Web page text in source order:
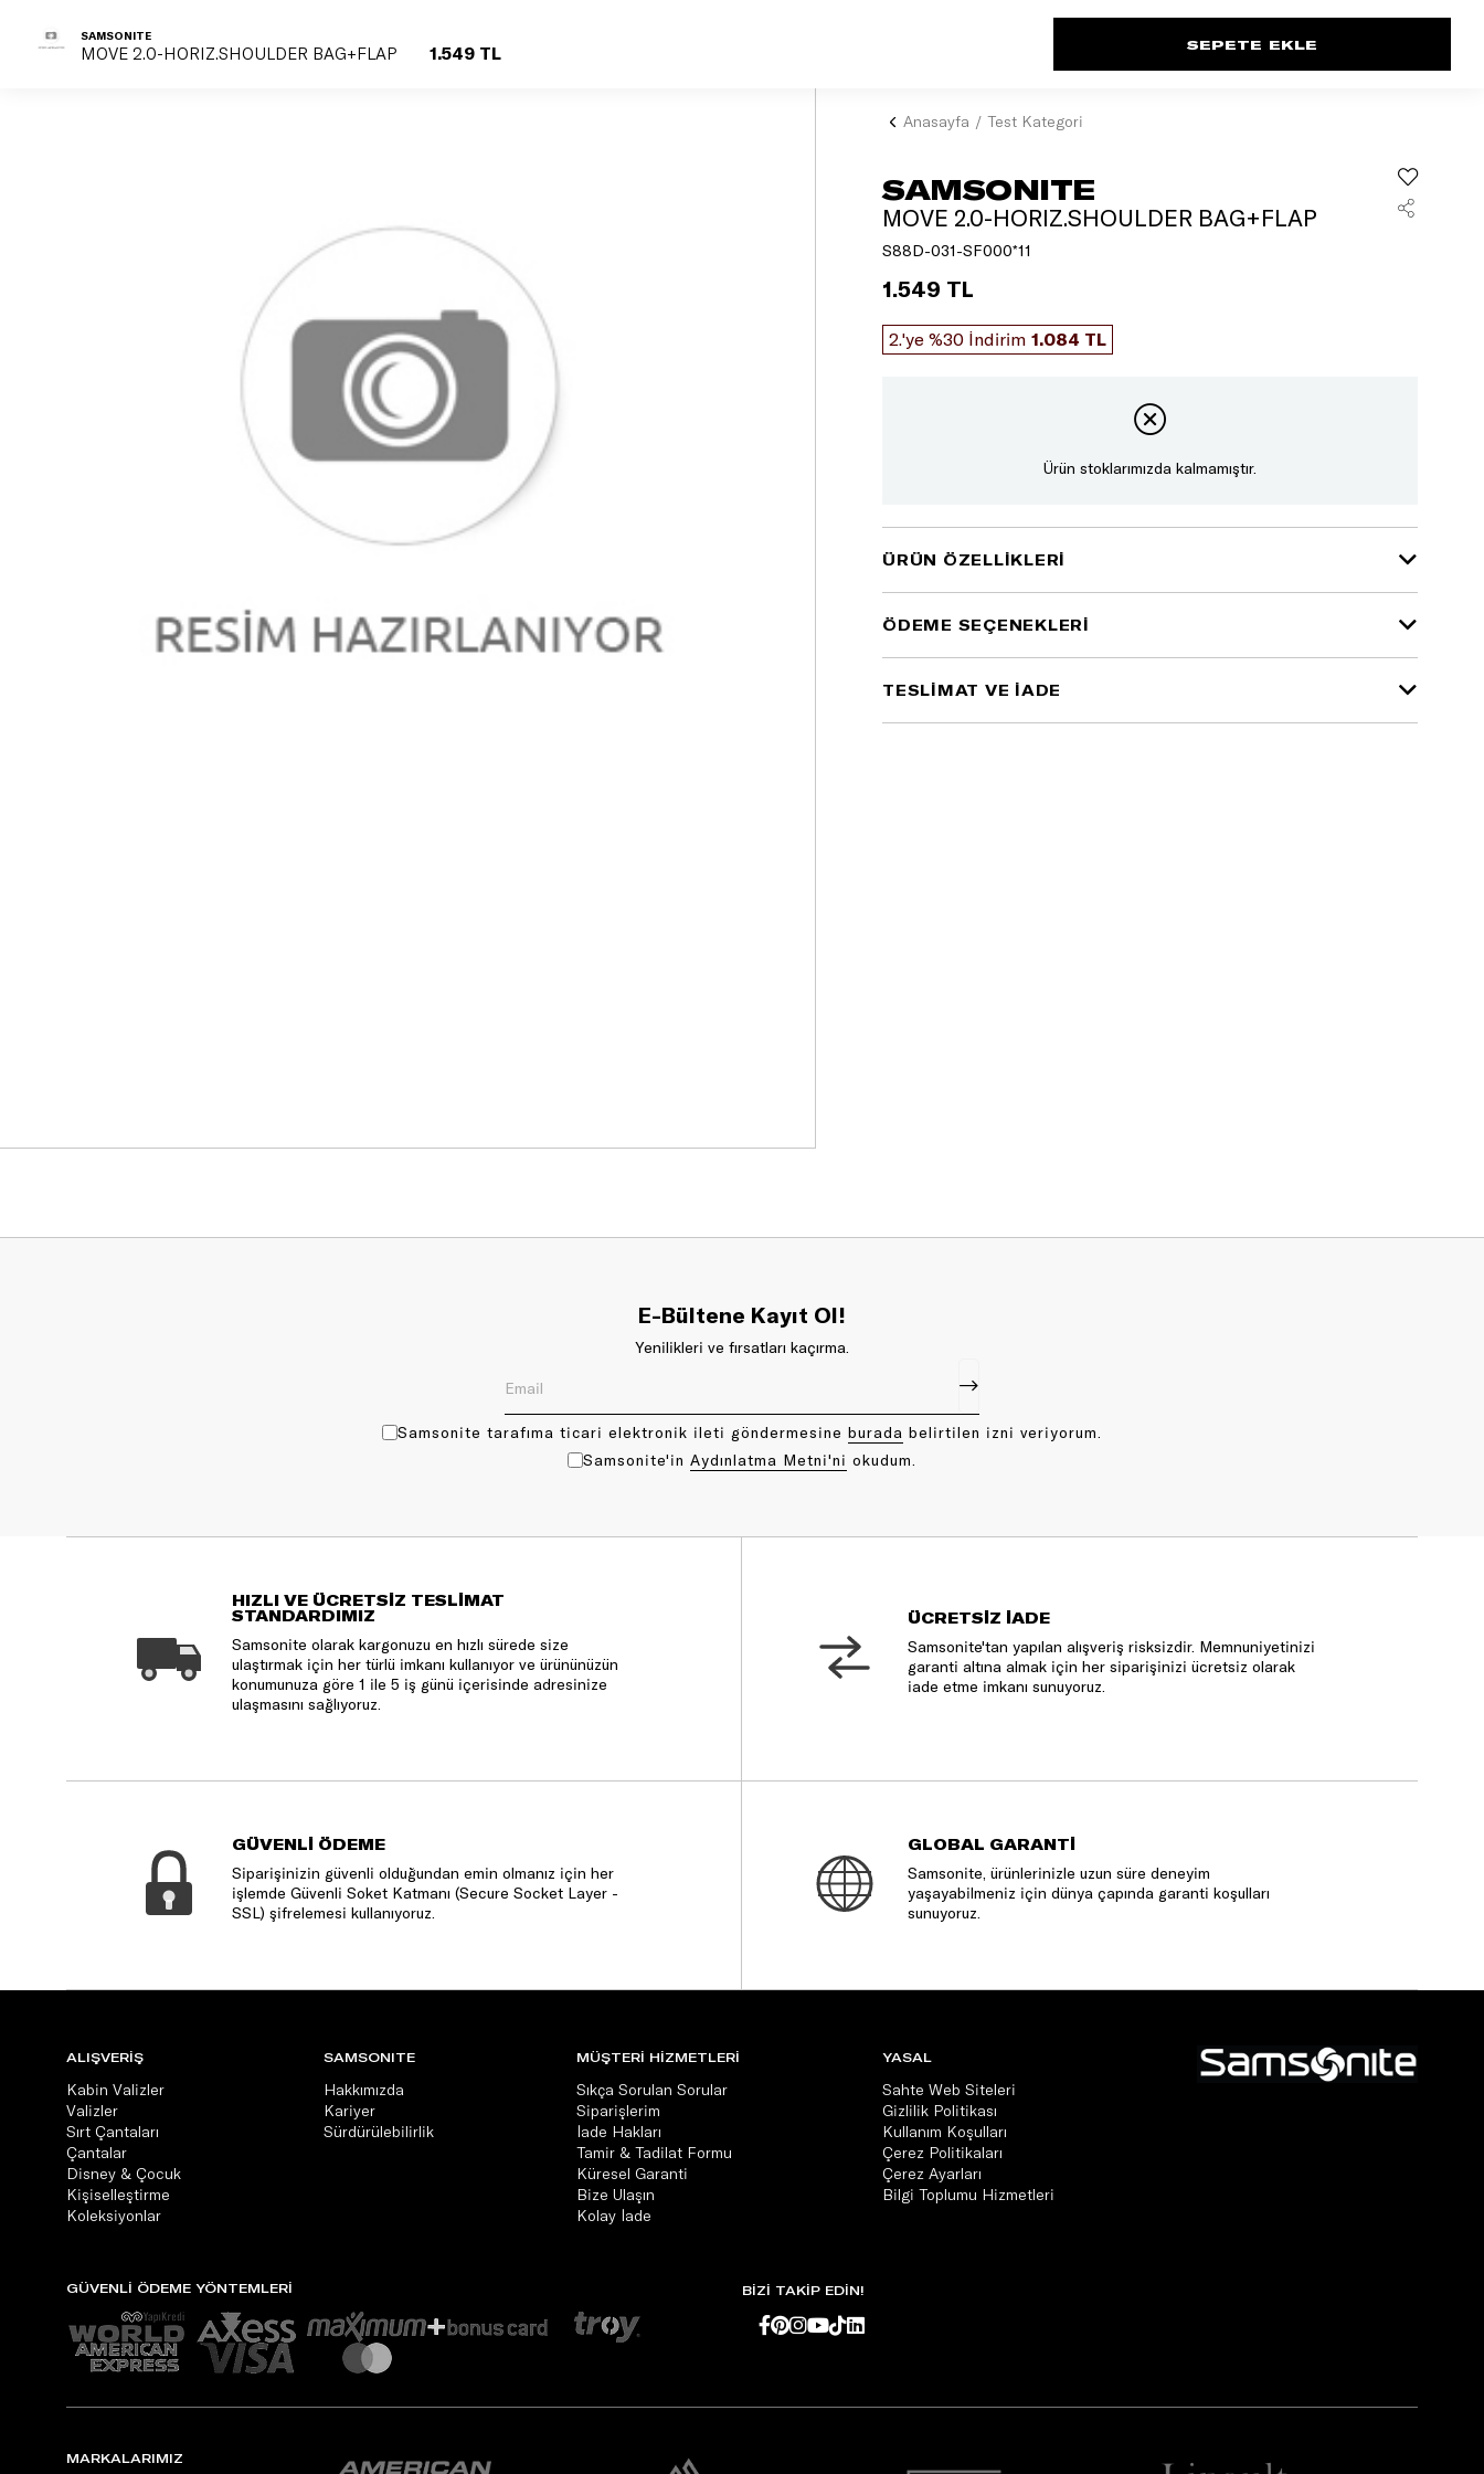
Anasayfa Test Kategori
SAMSONITE
MOVE 2.0-HORIZ.SHOULDER BAG+FLAP
S88D-031-SF000*11
1.549 TL
2.'ye %30 İndirim 1.084 TL
Ürün stoklarımızda kalmamıştır.
ÜRÜN ÖZELLIKLERI
ÖDEME SEÇENEKLERI
TESLİMAT VE İADE
E-Bültene Kayıt Ol!
Yenilikleri ve fırsatları kaçırma.
Samsonite tarafıma ticari elektronik ileti göndermesine bu rada belirtilen izni veriyorum.
Samsonite'in Aydınlatma Metni'ni okudum.
HIZLI VE ÜCRETSİZ TESLİMAT
STANDARDIMIZ
Samsonite olarak kargonuzu en hızlı sürede size
ulaştırmak için her türlü imkanı kullanıyor ve ürününüzün
konumunuza göre 1 ile 5 iş günü içerisinde adresinize
ulaşmasını sağlıyoruz.
ÜCRETSİZ İADE
Samsonite'tan yapılan alışveriş risksizdir. Memnuniyetinizi
garanti altına almak için her siparişinizi ücretsiz olarak
iade etme imkanı sunuyoruz.
GÜVENLİ ÖDEME
Siparişinizin güvenli olduğundan emin olmanız için her
işlemde Güvenli Soket Katmanı (Secure Socket Layer -
SSL) şifrelemesi kullanıyoruz.
GLOBAL GARANTİ
Samsonite, ürünlerinizle uzun süre deneyim
yaşayabilmeniz için dünya çapında garanti koşulları
sunuyoruz.
ALIŞVERİŞ
Kabin Valizler
Valizler
Sırt Çantaları
Çantalar
Disney & Çocuk
Kişiselleştirme
Koleksiyonlar
SAMSONITE
Hakkımızda
Kariyer
Sürdürülebilirlik
MÜŞTERİ HİZMETLERİ
Sıkça Sorulan Sorular
Siparişlerim
İade Hakları
Tamir & Tadilat Formu
Küresel Garanti
Bize Ulaşın
Kolay İade
YASAL
Sahte Web Siteleri
Gizlilik Politikası
Kullanım Koşulları
Çerez Politikaları
Çerez Ayarları
Bilgi Toplumu Hizmetleri
GÜVENLİ ÖDEME YÖNTEMLERİ BİZİ TAKİP EDİN!
MARKALARIMIZ
SAMSONITE
MOVE 2.0-HORIZ.SHOULDER BAG+FLAP 1.549 TL